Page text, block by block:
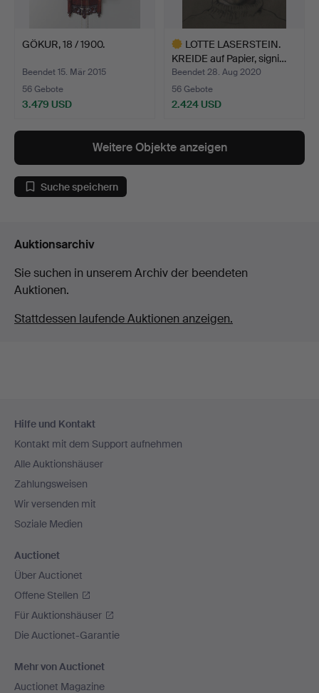
GÖKUR, 18 / 1900.
Beendet 15. Mär 2015
56 Gebote
3.479 USD
LOTTE LASERSTEIN.
KREIDE auf Papier, signi…
Beendet 28. Aug 2020
56 Gebote
2.424 USD
Weitere Objekte anzeigen
Suche speichern
Auktionsarchiv
Sie suchen in unserem Archiv der beendeten
Auktionen.
Stattdessen laufende Auktionen anzeigen.
Navigation
Hilfe und Kontakt
Kontakt mit dem Support aufnehmen
Alle Auktionshäuser
Zahlungsweisen
Wir versenden mit
Soziale Medien
Auctionet
Über Auctionet
Offene Stellen
Für Auktionshäuser
Die Auctionet-Garantie
Mehr von Auctionet
Auctionet Magazine